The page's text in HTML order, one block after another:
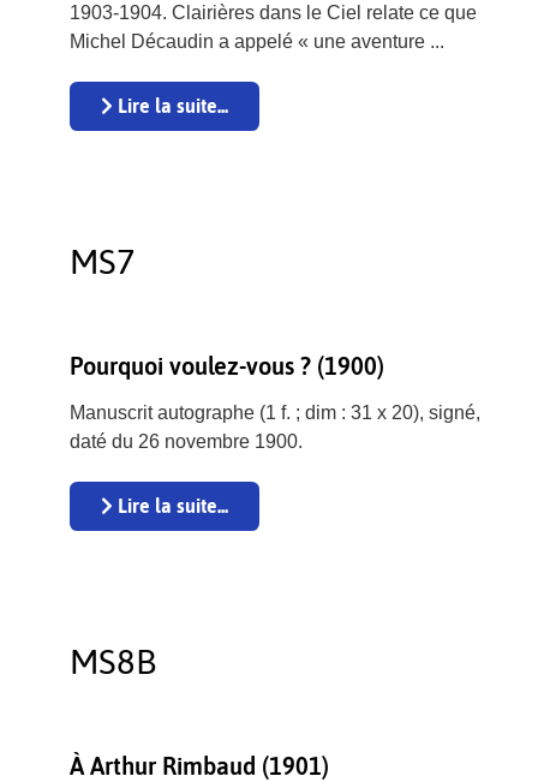
1903-1904. Clairières dans le Ciel relate ce que
Michel Décaudin a appelé « une aventure ...
Lire la suite...
MS7
Pourquoi voulez-vous ? (1900)
Manuscrit autographe (1 f. ; dim : 31 x 20), signé,
daté du 26 novembre 1900.
Lire la suite...
MS8B
À Arthur Rimbaud (1901)